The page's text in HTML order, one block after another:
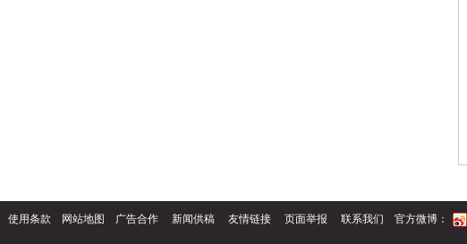
使用条款 网站地图 广告合作 新闻供稿 友情链接 页面举报 联系我们 官方微博：